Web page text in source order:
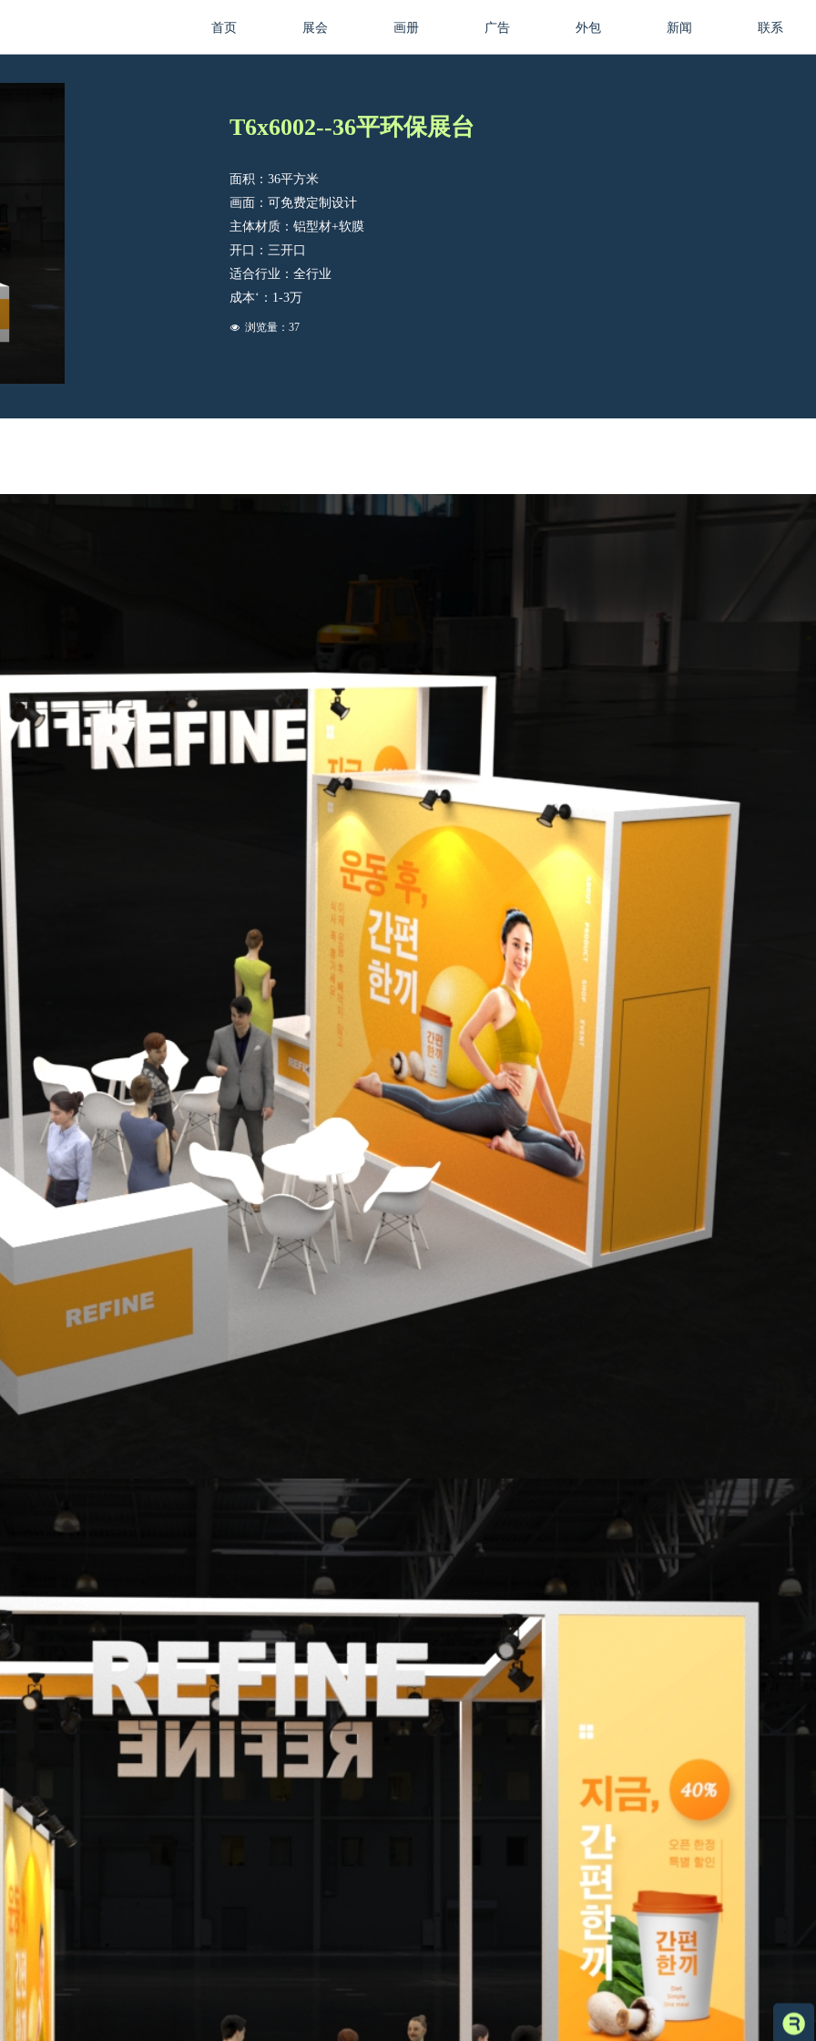
首页 展会 画册 广告 外包 新闻 联系
T6x6002--36平环保展台
面积：36平方米
画面：可免费定制设计
主体材质：铝型材+软膜
开口：三开口
适合行业：全行业
成本‘：1-3万
넶 浏览量： 37